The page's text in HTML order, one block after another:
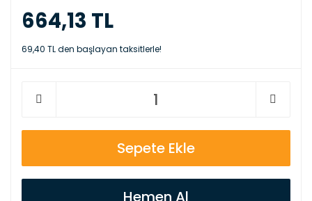
664,13 TL
69,40 TL den başlayan taksitlerle!
Sepete Ekle
Hemen Al